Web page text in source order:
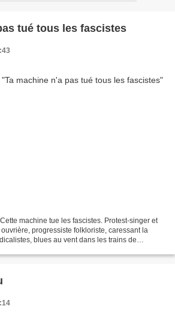
tué tous les fascistes
machine tue les fascistes. Protest-singer et
progressiste folkloriste, caressant la
blues au vent dans les trains de